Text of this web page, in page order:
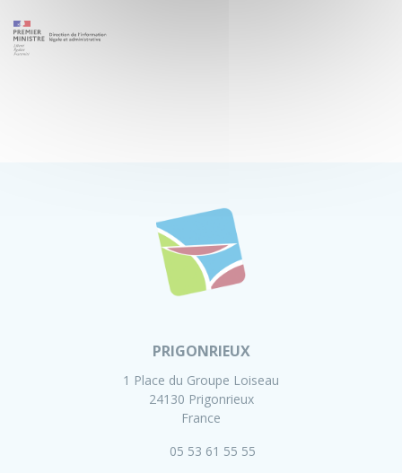
PRIGONRIEUX
1 Place du Groupe Loiseau
24130 Prigonrieux
France
05 53 61 55 55